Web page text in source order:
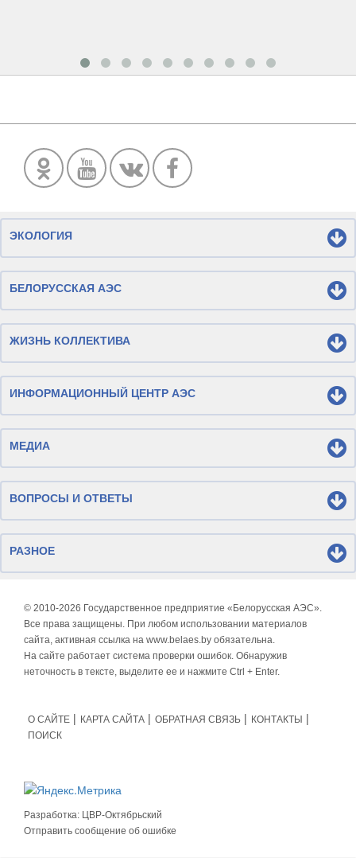
ЭКОЛОГИЯ
БЕЛОРУССКАЯ АЭС
ЖИЗНЬ КОЛЛЕКТИВА
ИНФОРМАЦИОННЫЙ ЦЕНТР АЭС
МЕДИА
ВОПРОСЫ И ОТВЕТЫ
РАЗНОЕ
© 2010-2026 Государственное предприятие «Белорусская АЭС».
Все права защищены. При любом использовании материалов
сайта, активная ссылка на www.belaes.by обязательна.
На сайте работает система проверки ошибок. Обнаружив
неточность в тексте, выделите ее и нажмите Ctrl + Enter.
О САЙТЕ КАРТА САЙТА ОБРАТНАЯ СВЯЗЬ
КОНТАКТЫ
ПОИСК
Разработка: ЦВР-Октябрьский
Отправить сообщение об ошибке